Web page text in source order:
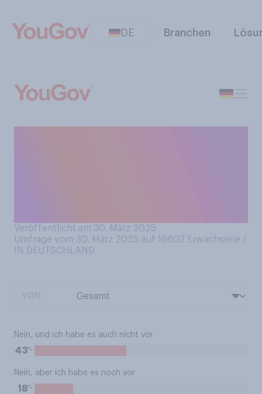
DE Branchen
Veröffentlicht am 30. März 2025
Umfrage vom 30. März 2025 auf 16602 Erwachsene /
IN DEUTSCHLAND
Nein, und ich habe es auch nicht vor
43%
Nein, aber ich habe es noch vor
18%